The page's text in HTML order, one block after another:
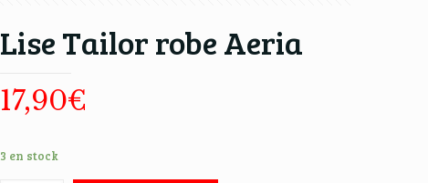
Lise Tailor robe Aeria
17,90€
3 en stock